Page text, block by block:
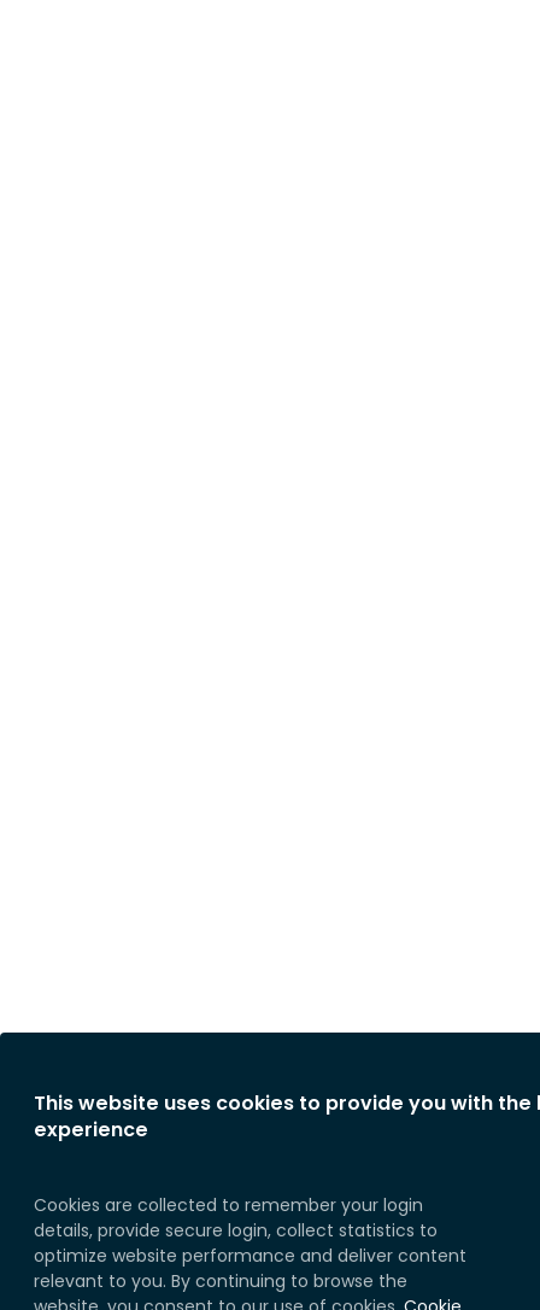
This website uses cookies to provide you with the
experience
Cookies are collected to remember your login
details, provide secure login, collect statistics to
optimize website performance and deliver content
relevant to you. By continuing to browse the